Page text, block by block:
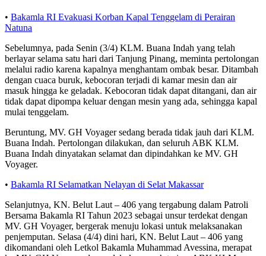
• Bakamla RI Evakuasi Korban Kapal Tenggelam di Perairan
Natuna
Sebelumnya, pada Senin (3/4) KLM. Buana Indah yang telah
berlayar selama satu hari dari Tanjung Pinang, meminta pertolongan
melalui radio karena kapalnya menghantam ombak besar. Ditambah
dengan cuaca buruk, kebocoran terjadi di kamar mesin dan air
masuk hingga ke geladak. Kebocoran tidak dapat ditangani, dan air
tidak dapat dipompa keluar dengan mesin yang ada, sehingga kapal
mulai tenggelam.
Beruntung, MV. GH Voyager sedang berada tidak jauh dari KLM.
Buana Indah. Pertolongan dilakukan, dan seluruh ABK KLM.
Buana Indah dinyatakan selamat dan dipindahkan ke MV. GH
Voyager.
• Bakamla RI Selamatkan Nelayan di Selat Makassar
Selanjutnya, KN. Belut Laut – 406 yang tergabung dalam Patroli
Bersama Bakamla RI Tahun 2023 sebagai unsur terdekat dengan
MV. GH Voyager, bergerak menuju lokasi untuk melaksanakan
penjemputan. Selasa (4/4) dini hari, KN. Belut Laut – 406 yang
dikomandani oleh Letkol Bakamla Muhammad Avessina, merapat